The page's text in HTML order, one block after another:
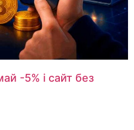
-5% і сайт без